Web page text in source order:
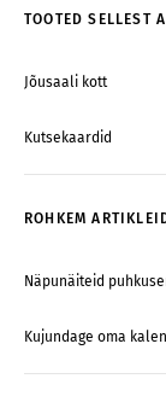
TOOTED SELLEST
Jõusaali kott
Kutsekaardid
ROHKEM
Näpunäiteid
Kujundage oma